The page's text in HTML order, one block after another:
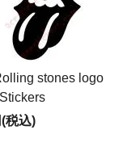
stones logo
税込)